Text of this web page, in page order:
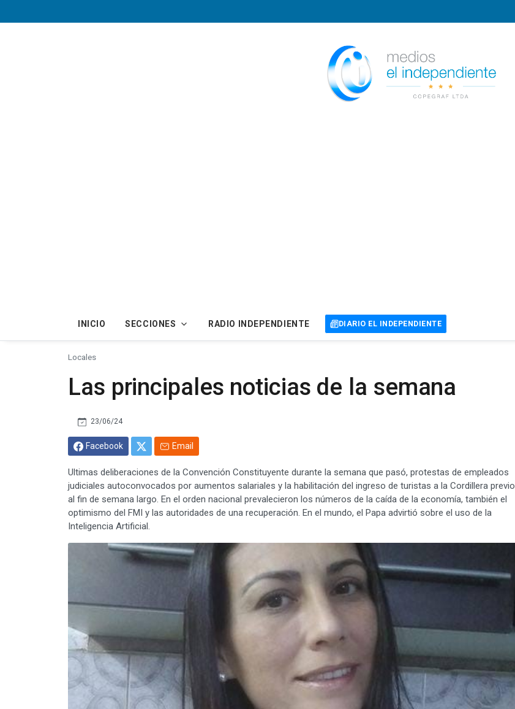
INICIO SECCIONES RADIO INDEPENDIENTE DIARIO EL INDEPENDIENTE
Locales
Las principales noticias de la semana
23/06/24
Facebook Email
Ultimas deliberaciones de la Convención Constituyente durante la semana que pasó, protestas de empleados
judiciales autoconvocados por aumentos salariales y la habilitación del ingreso de turistas a la Cordillera previo
al fin de semana largo. En el orden nacional prevalecieron los números de la caída de la economía, también el
optimismo del FMI y las autoridades de una recuperación. En el mundo, el Papa advirtió sobre el uso de la
Inteligencia Artificial.